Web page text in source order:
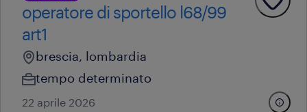
operatore di sportello l68/99
art1
brescia, lombardia
tempo determinato
22 aprile 2026